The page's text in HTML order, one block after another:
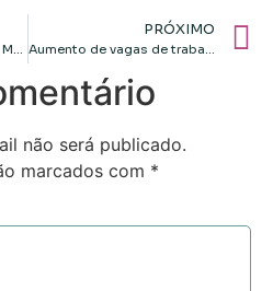
PRÓXIMO
não será publicado.
marcados com *